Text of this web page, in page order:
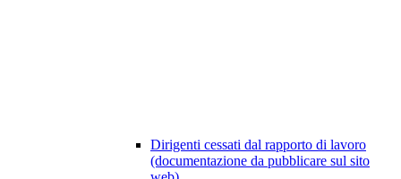
Dirigenti cessati dal rapporto di lavoro
(documentazione da pubblicare sul sito